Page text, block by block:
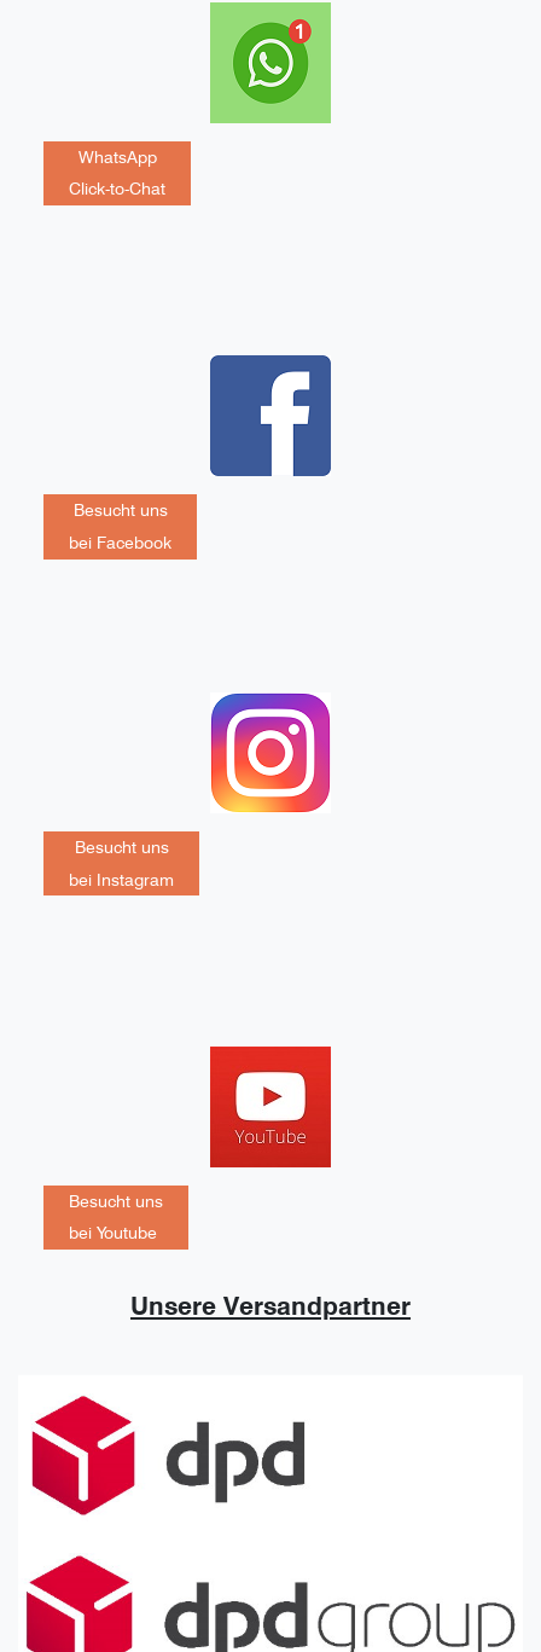
WhatsApp
Click-to-Chat
Besucht uns
bei Facebook
Besucht uns
bei Instagram
Besucht uns
bei Youtube
Unsere Versandpartner